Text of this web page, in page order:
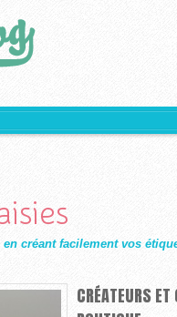
créant facilement vos
CRÉATEURS